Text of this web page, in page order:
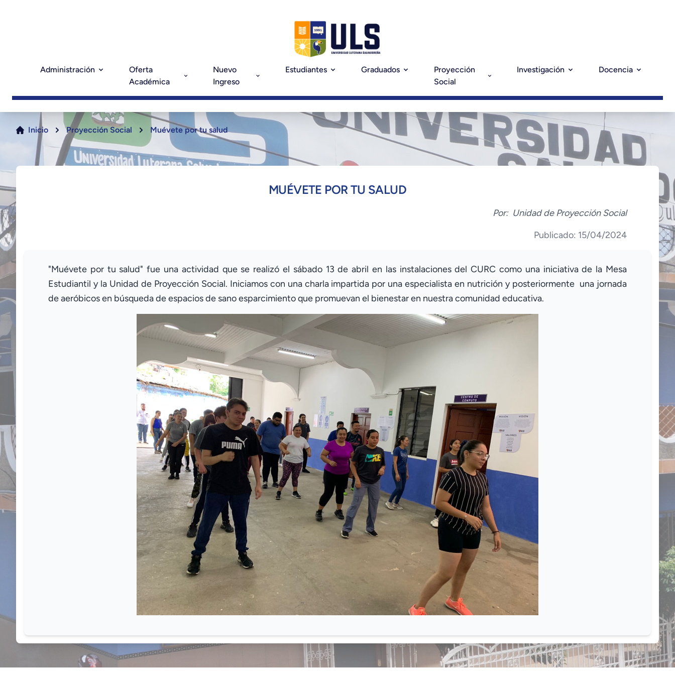
Administración
Oferta
Académica
Nuevo
Ingreso
Estudiantes Graduados
Proyección
Social
Investigación Docencia
Inicio Proyección Social Muévete por tu salud
MUÉVETE POR TU SALUD
Por: Unidad de Proyección Social
Publicado: 15/04/2024
"Muévete por tu salud" fue una actividad que se realizó el sábado 13 de abril en las instalaciones del CURC como una iniciativa de la Mesa
Estudiantil y la Unidad de Proyección Social. Iniciamos con una charla impartida por una especialista en nutrición y posteriormente una jornada
de aeróbicos en búsqueda de espacios de sano esparcimiento que promuevan el bienestar en nuestra comunidad educativa.